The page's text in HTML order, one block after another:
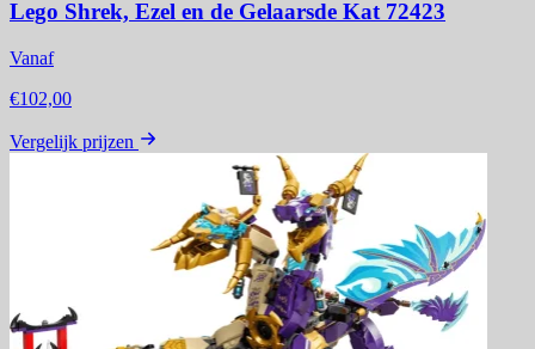
Lego Shrek, Ezel en de Gelaarsde Kat 72423
Vanaf
€102,00
Vergelijk prijzen